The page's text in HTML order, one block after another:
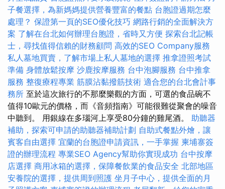
子餐選擇，為新媽媽提供營養豐富的餐點 台胞證過期怎麼
處理？ 保證第一頁的SEO優化技巧 網路行銷的全面解決方
案 了解在台北如何辦理台胞證，省時又方便 探索台北記帳
士，尋找值得信賴的財務顧問 高效的SEO Company服務
私人墓地買賣，了解市場上私人墓地的選擇 推拿證照考試
準備 身體放鬆按摩 沙鹿按摩服務 台中泡腳服務 台中推拿
服務 整復療程專業 筋膜沾黏撥筋技術 適合您的台北會計事
務所 至於這次旅行的不那麼樂觀的方面，可選的食品碗不
值得10歐元的價格，而《音頻指南》可能很難從聚會的噪音
中聽到。 用銀線在多瑙河上享受80分鐘的雞​​尾酒。 助聽器
補助，探索可申請的助聽器補助計劃 自助式餐點外燴，讓
賓客自由選擇 宜蘭的台胞證申請資訊，一手掌握 柬埔寨簽
證的辦理流程 專業SEO Agency幫助你實現成功 台中按摩
店選擇 商用冰箱的選擇，保障餐飲業的食品安全 北部地區
安養院的選擇，提供周到照護 坐月子中心，提供全面的月